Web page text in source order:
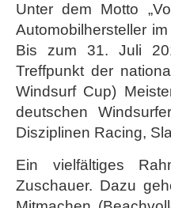
Unter dem Motto
Automobilhersteller
Bis zum 31. Juli
Treffpunkt der
Windsurf Cup)
deutschen
Disziplinen Racing,
Ein vielfältiges
Zuschauer. Dazu